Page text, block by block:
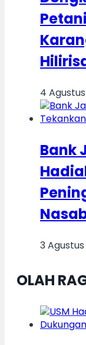
4
Bank
3
OLAH